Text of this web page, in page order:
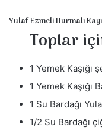
Yulaf Ezmeli Hurmalı
Toplar
1 Yemek Kaşığı
1 Yemek Kaşığı
1 Su Bardağı
1/2 Su Bardağı